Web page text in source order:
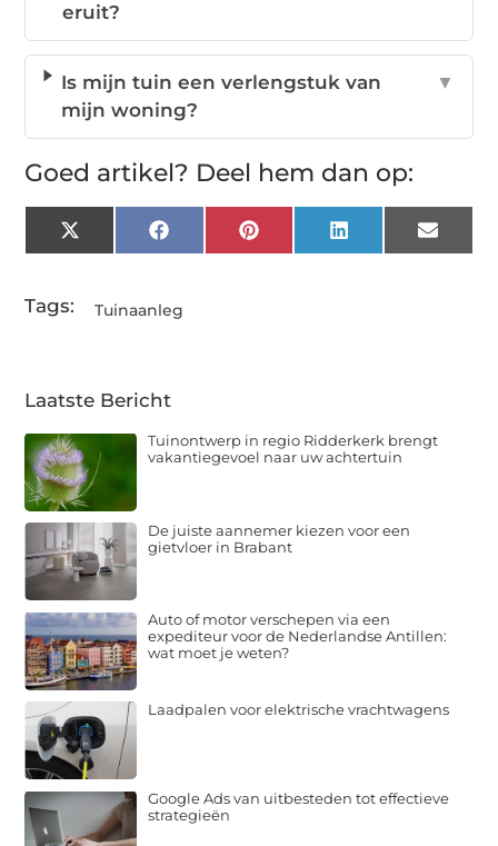
eruit?
Is mijn tuin een verlengstuk van
mijn woning?
▼
Goed artikel? Deel hem dan op:
X
(Twitter)
FacebookPinterestLinkedInEmail
Tags: Tuinaanleg
Laatste Bericht
Tuinontwerp in regio Ridderkerk brengt
vakantiegevoel naar uw achtertuin
De juiste aannemer kiezen voor een
gietvloer in Brabant
Auto of motor verschepen via een
expediteur voor de Nederlandse Antillen:
wat moet je weten?
Laadpalen voor elektrische vrachtwagens
Google Ads van uitbesteden tot effectieve
strategieën